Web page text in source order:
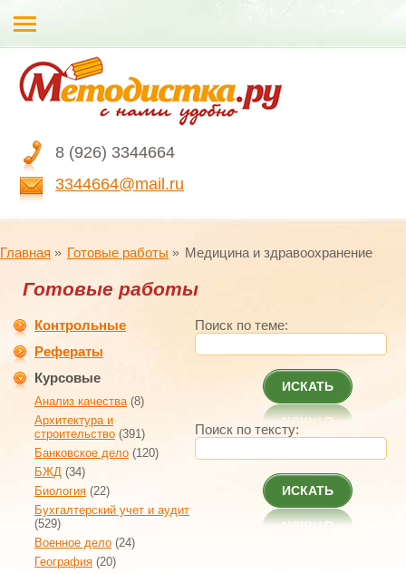
8 (926) 3344664
3344664@mail.ru
Главная Готовые работы Медицина и здравоохранение
Готовые работы
Контрольные
Рефераты
Курсовые
Анализ качества(8)
Архитектура и
строительство (391)
Банковское дело (120)
БЖД (34)
Биология (22)
Бухгалтерский учет и аудит
(529)
Военное дело (24)
География (20)
Поиск по теме:
ИСКАТЬ
Поиск по тексту:
ИСКАТЬ